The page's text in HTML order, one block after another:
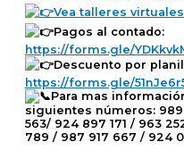
Vea talleres
Pagos al contado:
https://forms.gle/
Descuento por
https://forms.gle/
Para mas
siguientes números: 989
563/ 924 897 171 / 963
789 / 987 917 667 / 924